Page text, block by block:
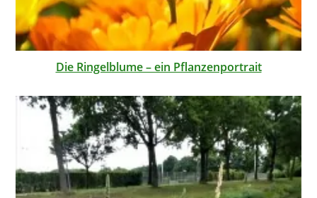
Die Ringelblume – ein Pflanzenportrait